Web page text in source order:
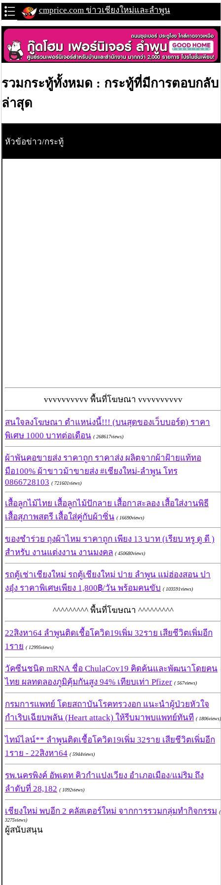
cmprice.com ข่าวเชียงใหม่และลำพูน
รวมกระทู้ทั้งหมด : กระทู้ที่มีการตอบกลับ
ล่าสุด
หัวข้อข่าว/กระทู้
vvvvvvvvvv พื้นที่โฆษณา vvvvvvvvvv
สนใจลงโฆษณา ตำแหน่งนี้!!! (บนสุดของเว็บบอร์ด) ราคา
พิเศษ 1000 บาทต่อเดือน ( 268617views)
ผ้าพันคอขายส่ง ราคาถูก ราคาส่ง ผลิตจากผ้าฝ้ายแท้ทอ
มือ100% ผ้าขาวม้าขายส่ง #เชียงใหม่-ลำพูน โทร
0866728103 ( 721601views)
เสื้อลูกไม้ไทย เสื้อลูกไม้ปักลาย เสื้อกาสะลอง เสื้อใส่งานพิธี
เสื้อสุภาพสตรี เสื้อใส่คู่กับผ้าซิ่น ( 16690views)
ของชำร่วย ถุงผ้าไหม ราคาถูก เพียง 13 บาท (เรียบ หรู ดู ดี )
สำหรับ งานแต่งงาน งานมงคล ( 450680views)
รถตู้เช่าเชียงใหม่ รถตู้เชียงใหม่ ปาย ลำพูน แม่ฮ่องสอน ปา
งอุ๋ง ราคาพิเศษเพียง 1,800฿/วัน พร้อมคนขับ ( 103591views)
^^^^^^^^^ พื้นที่โฆษณา ^^^^^^^^^
22สิงหา64 ลำพูนติดเชื้อโควิด19เพิ่ม 32ราย เสียชีวิตเพิ่มอีก
1ราย ( 12995views)
วัคซีนชนิด mRNA ชื่อ ChulaCov19 คิดค้นและพัฒนาโดยคน
ไทย ผลทดลองภูมิคุ้มกันสูง 94% เทียบเท่า Pfizer ( 567views)
กรมการแพทย์ โดยสถาบันโรคทรวงอก แนะนำผู้ป่วยหัวใจ
กำเริบเฉียบพลัน (Heart attack) ให้รีบมาพบแพทย์ทันที ( 1806views)
ไทม์ไลน์** ลำพูนติดเชื้อโควิด19เพิ่ม 32ราย เสียชีวิตเพิ่มอีก
1ราย - 22สิงหา64 ( 5944views)
รพ.นครพิงค์ อัพเดท คิวกำแปงเวียง อำเภอเมือง/แม่ริม ถึง
ลำดับที่ 28,182 ( 1092views)
เชียงใหม่ พบอีก 2 คลัสเตอร์ใหม่ จากการรวมกลุ่มทำกิจกรรม (
3275views)
ผู้สนับสนุน